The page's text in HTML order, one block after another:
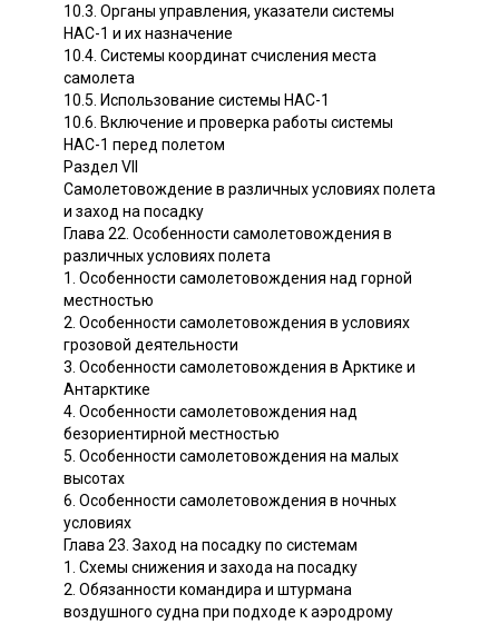
10.3. Органы управления, указатели системы
НАС-1 и их назначение
10.4. Системы координат счисления места
самолета
10.5. Использование системы НАС-1
10.6. Включение и проверка работы системы
НАС-1 перед полетом
Раздел VII
Самолетовождение в различных условиях полета
и заход на посадку
Глава 22. Особенности самолетовождения в
различных условиях полета
1. Особенности самолетовождения над горной
местностью
2. Особенности самолетовождения в условиях
грозовой деятельности
3. Особенности самолетовождения в Арктике и
Антарктике
4. Особенности самолетовождения над
безориентирной местностью
5. Особенности самолетовождения на малых
высотах
6. Особенности самолетовождения в ночных
условиях
Глава 23. Заход на посадку по системам
1. Схемы снижения и захода на посадку
2. Обязанности командира и штурмана
воздушного судна при подходе к аэродрому